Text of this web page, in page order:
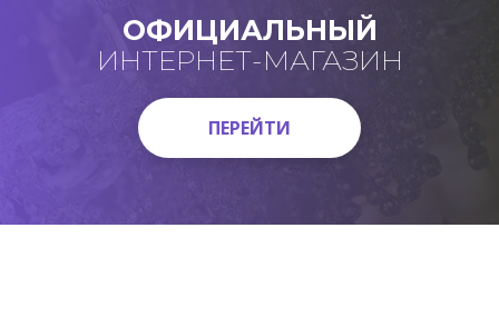
ОФИЦИАЛЬНЫЙ
ИНТЕРНЕТ-МАГАЗИН
ПЕРЕЙТИ
ПЕРЕЙТИ